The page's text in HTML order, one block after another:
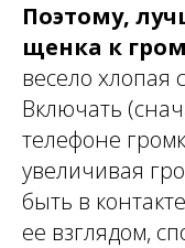
Поэтому,
щенка к
весело
Включать
телефоне
увеличивая
быть в
ее взглядом,